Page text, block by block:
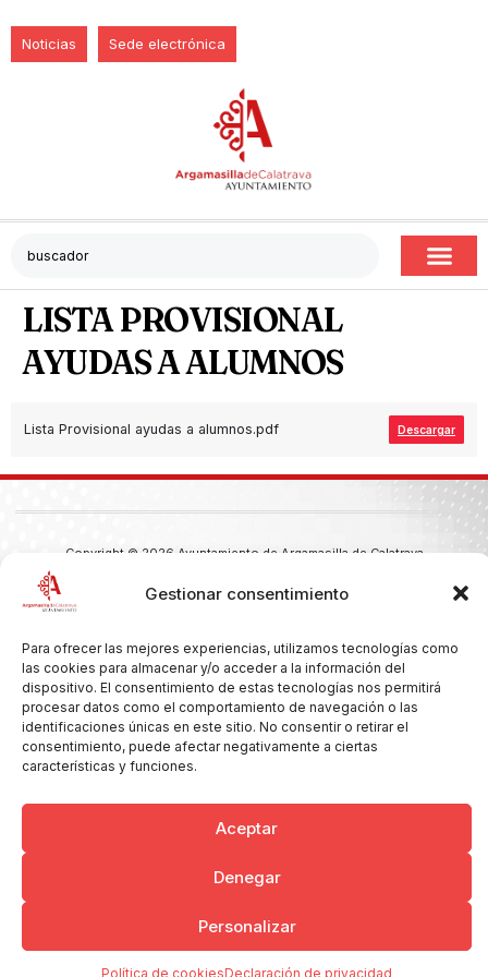
Gestionar consentimiento
Para ofrecer las mejores experiencias, utilizamos tecnologías como
las cookies para almacenar y/o acceder a la información del
dispositivo. El consentimiento de estas tecnologías nos permitirá
procesar datos como el comportamiento de navegación o las
identificaciones únicas en este sitio. No consentir o retirar el
consentimiento, puede afectar negativamente a ciertas
características y funciones.
Aceptar
Denegar
Personalizar
Política de cookiesDeclaración de privacidad
Noticias Sede electrónica
LISTA PROVISIONAL
AYUDAS A ALUMNOS
Lista Provisional ayudas a alumnos.pdf Descargar
Copyright © 2026 Ayuntamiento de Argamasilla de Calatrava
Politica de Privacidad y Aviso Legal
Cookies